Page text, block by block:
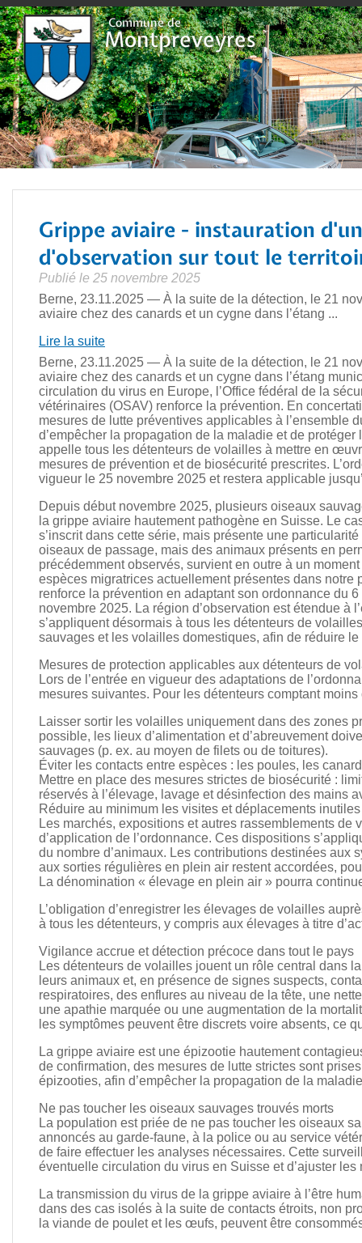
Plan du site Contact et horaires Pilier public Déchetterie Evènements Vie locale
Commune de
Montpreveyres
Grippe aviaire - instauration
d'observation sur tout le
Publié le 25 novembre 2025
Berne, 23.11.2025 — À la suite de la détection, le 21
aviaire chez des canards et un cygne dans l’étang ...
Lire la suite
Berne, 23.11.2025 — À la suite de la détection, le 21
aviaire chez des canards et un cygne dans l’étang
circulation du virus en Europe, l’Office fédéral de la
vétérinaires (OSAV) renforce la prévention. En
mesures de lutte préventives applicables à l’ensemble
d’empêcher la propagation de la maladie et de protéger
appelle tous les détenteurs de volailles à mettre en
mesures de prévention et de biosécurité prescrites.
vigueur le 25 novembre 2025 et restera applicable
Depuis début novembre 2025, plusieurs oiseaux
la grippe aviaire hautement pathogène en Suisse. Le
s’inscrit dans cette série, mais présente une
oiseaux de passage, mais des animaux présents en
précédemment observés, survient en outre à un
espèces migratrices actuellement présentes dans
renforce la prévention en adaptant son ordonnance du
novembre 2025. La région d’observation est étendue à
s’appliquent désormais à tous les détenteurs de
sauvages et les volailles domestiques, afin de réduire
Mesures de protection applicables aux détenteurs de
Lors de l’entrée en vigueur des adaptations de
mesures suivantes. Pour les détenteurs comptant
Laisser sortir les volailles uniquement dans des zones
possible, les lieux d’alimentation et d’abreuvement
sauvages (p. ex. au moyen de filets ou de toitures).
Éviter les contacts entre espèces : les poules, les
Mettre en place des mesures strictes de biosécurité :
réservés à l’élevage, lavage et désinfection des mains
Réduire au minimum les visites et déplacements
Les marchés, expositions et autres rassemblements
d’application de l’ordonnance. Ces dispositions
du nombre d’animaux. Les contributions destinées
aux sorties régulières en plein air restent accordées,
La dénomination « élevage en plein air » pourra
L’obligation d’enregistrer les élevages de volailles
à tous les détenteurs, y compris aux élevages à titre
Vigilance accrue et détection précoce dans tout le pays
Les détenteurs de volailles jouent un rôle central dans
leurs animaux et, en présence de signes suspects,
respiratoires, des enflures au niveau de la tête, une
une apathie marquée ou une augmentation de la
les symptômes peuvent être discrets voire absents, ce
La grippe aviaire est une épizootie hautement
de confirmation, des mesures de lutte strictes sont
épizooties, afin d’empêcher la propagation de la
Ne pas toucher les oiseaux sauvages trouvés morts
La population est priée de ne pas toucher les oiseaux
annoncés au garde-faune, à la police ou au service
de faire effectuer les analyses nécessaires. Cette
éventuelle circulation du virus en Suisse et d’ajuster
La transmission du virus de la grippe aviaire à l’être
dans des cas isolés à la suite de contacts étroits, non
la viande de poulet et les œufs, peuvent être